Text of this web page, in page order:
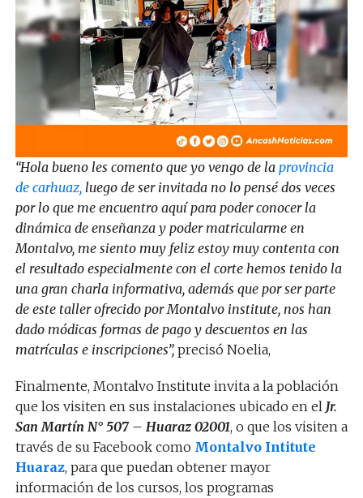
“Hola bueno les comento que yo vengo de laprovincia
de carhuaz, luego de ser invitada no lo pensé dos veces
por lo que me encuentro aquí para poder conocer la
dinámica de enseñanza y poder matricularme en
Montalvo, me siento muy feliz estoy muy contenta con
el resultado especialmente con el corte hemos tenido la
una gran charla informativa, además que por ser parte
de este taller ofrecido por Montalvo institute, nos han
dado módicas formas de pago y descuentos en las
matrículas e inscripciones”,precisó Noelia,
Finalmente, Montalvo Institute invita a la población
que los visiten en sus instalaciones ubicado en el Jr.
San Martín N° 507 – Huaraz 02001, o que los visiten a
través de su Facebook como Montalvo Intitute
Huaraz, para que puedan obtener mayor
información de los cursos, los programas